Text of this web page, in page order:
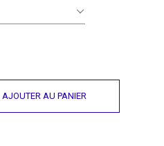
quantity
AJOUTER AU PANIER